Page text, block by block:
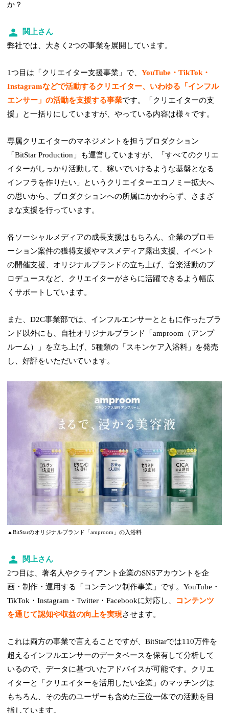
か？
関上さん
弊社では、大きく2つの事業を展開しています。
1つ目は「クリエイター支援事業」で、YouTube・TikTok・
Instagramなどで活動するクリエイター、いわゆる「インフル
エンサー」の活動を支援する事業です。「クリエイターの支
援」と一括りにしていますが、やっている内容は様々です。
専属クリエイターのマネジメントを担うプロダクション
「BitStar Production」も運営していますが、「すべてのクリエ
イターがしっかり活動して、稼いでいけるような基盤となる
インフラを作りたい」というクリエイターエコノミー拡大へ
の思いから、プロダクションへの所属にかかわらず、さまざ
まな支援を行っています。
各ソーシャルメディアの成長支援はもちろん、企業のプロモ
ーション案件の獲得支援やマスメディア露出支援、イベント
の開催支援、オリジナルブランドの立ち上げ、音楽活動のプ
ロデュースなど、クリエイターがさらに活躍できるよう幅広
くサポートしています。
また、D2C事業部では、インフルエンサーとともに作ったブラ
ンド以外にも、自社オリジナルブランド「amproom（アンプ
ルーム）」を立ち上げ、5種類の「スキンケア入浴料」を発売
し、好評をいただいています。
▲BitStarのオリジナルブランド「amproom」の入浴料
関上さん
2つ目は、著名人やクライアント企業のSNSアカウントを企
画・制作・運用する「コンテンツ制作事業」です。YouTube・
TikTok・Instagram・Twitter・Facebookに対応し、
コンテンツ
を通じて認知や収益の向上を実現させます。
これは両方の事業で言えることですが、BitStarでは110万件を
超えるインフルエンサーのデータベースを保有して分析して
いるので、データに基づいたアドバイスが可能です。クリエ
イターと「クリエイターを活用したい企業」のマッチングは
もちろん、その先のユーザーも含めた三位一体での活動を目
指しています。